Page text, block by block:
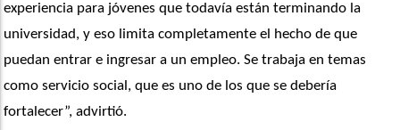
experiencia para jóvenes que todavía están terminando la
universidad, y eso limita completamente el hecho de que
puedan entrar e ingresar a un empleo. Se trabaja en temas
como servicio social, que es uno de los que se debería
fortalecer”, advirtió.